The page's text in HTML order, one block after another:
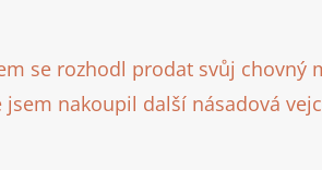
se rozhodl prodat svůj
jsem nakoupil další násadová